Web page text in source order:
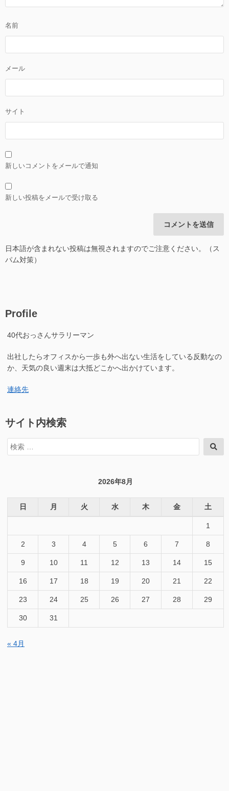
名前
メール
サイト
新しいコメントをメールで通知
新しい投稿をメールで受け取る
日本語が含まれない投稿は無視されますのでご注意ください。（ス
パム対策）
Profile
40代おっさんサラリーマン
出社したらオフィスから一歩も外へ出ない生活をしている反動なの
か、天気の良い週末は大抵どこかへ出かけています。
連絡先
サイト内検索
検
索
索
2026年8月
日 月 火 水 木 金 土
1
2 3 4 5 6 7 8
9 10 11 12 13 14 15
16 17 18 19 20 21 22
23 24 25 26 27 28 29
30 31
« 4月